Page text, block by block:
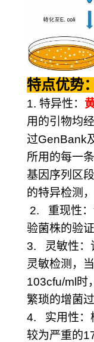
特点优势：
1. 特异性：
用的引物均
过GenBank
所用的每一
基因序列区
的特异检测
2. 重现性
验菌株的验
3. 灵敏性
灵敏检测，
103cfu/ml时
繁琐的增菌过
4. 实用性：
较为严重的